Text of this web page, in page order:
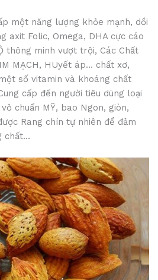
một năng lượng khỏe mạnh, dồi
axit Folic, Omega, DHA cực cáo
thông minh vượt trội, Các Chất
MẠCH, HUyết áp… chất xơ,
số vitamin và khoáng chất
cấp đến người tiêu dùng loại
chuẩn MỸ, bao Ngon, giòn,
Rang chín tự nhiên để đảm
chất…